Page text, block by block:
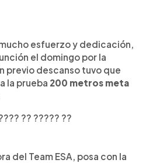
esfuerzo y dedicación,
el domingo por la
previo descanso tuvo que
la prueba 200 metros meta
?? ????? ??
del Team ESA, posa con la